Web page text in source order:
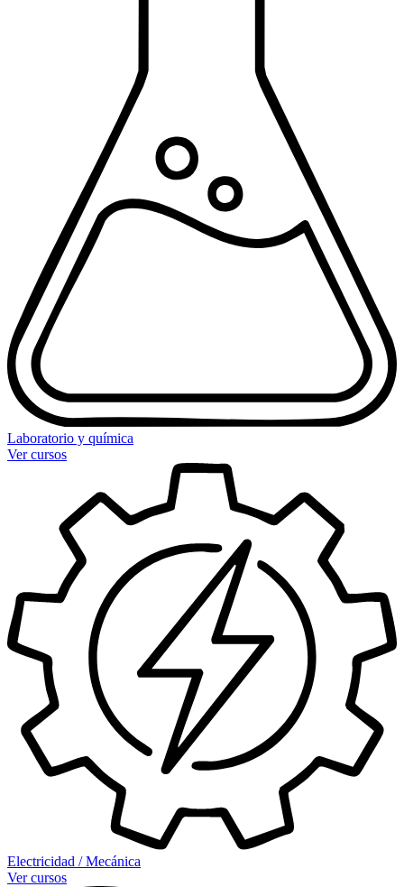
Laboratorio y química
Ver cursos
Electricidad / Mecánica
Ver cursos